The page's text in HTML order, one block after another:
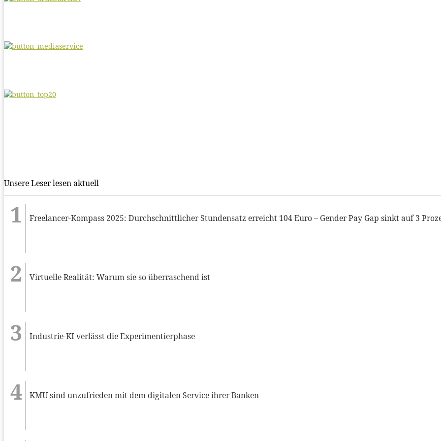
Unsere Leser lesen aktuell
Freelancer-Kompass 2025: Durchschnittlicher Stundensatz erreicht 104 Euro – Gender Pay Gap sinkt auf 3
Virtuelle Realität: Warum sie so überraschend ist
Industrie-KI verlässt die Experimentierphase
KMU sind unzufrieden mit dem digitalen Service ihrer Banken